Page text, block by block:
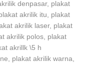
denpasar, plakat
akrilik itu, plakat
akrilik laser, plakat
akrilik polos, plakat
akrillk \5 h
plakat akrilik warna,